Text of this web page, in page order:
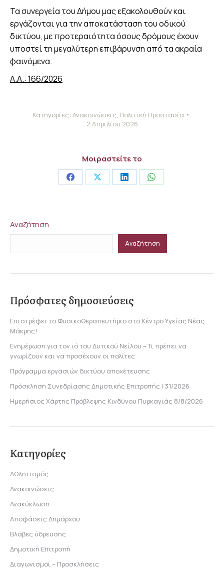
Τα συνεργεία του Δήμου μας εξακολουθούν και
εργάζονται για την αποκατάσταση του οδικού
δικτύου, με προτεραιότητα όσους δρόμους έχουν
υποστεί τη μεγαλύτερη επιβάρυνση από τα ακραία
φαινόμενα.
Α.Α.: 166/2026
Κατηγορίες: Ανακοινώσεις, Πολιτική Προστασία
2 Απριλίου 2026
Μοιραστείτε το
Share Share Share Share
Αναζήτηση
Αναζήτηση
Πρόσφατες δημοσιεύσεις
Επιστρέφει το Φυσικοθεραπευτήριο στο Κέντρο Υγείας Νέας
Μάκρης!
Ενημέρωση για τον ιό του Δυτικού Νείλου – Τι πρέπει να
γνωρίζουν και να προσέχουν οι πολίτες
Πρόγραμμα εργασιών δικτύου αποχέτευσης
Πρόσκληση Συνεδρίασης Δημοτικής Επιτροπής | 31/2026
Ημερήσιος Χάρτης Πρόβλεψης Κινδύνου Πυρκαγιάς 8/8/2026
Κατηγορίες
Αθλητισμός
Ανακοινώσεις
Ανακύκλωση
Αποφάσεις Δημάρχου
Βλάβες ύδρευσης
Δημοτική Επιτροπή
Διαγωνισμοί – Προσκλήσεις